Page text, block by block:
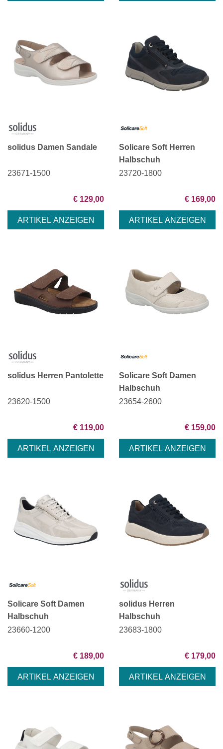
solidus Damen Sandale
23671-1500
€ 129,00
Solicare Soft Herren
Halbschuh
23720-1800
€ 169,00
solidus Herren Pantolette
23620-1500
€ 119,00
Solicare Soft Damen
Halbschuh
23654-2600
€ 159,00
Solicare Soft Damen
Halbschuh
23660-1200
€ 189,00
solidus Herren
Halbschuh
23683-1800
€ 179,00